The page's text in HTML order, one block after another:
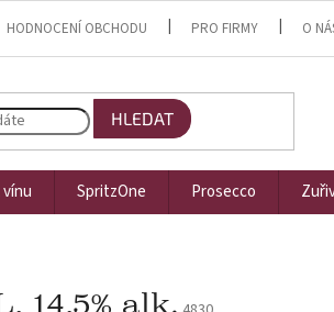
HODNOCENÍ OBCHODU PRO FIRMY O
HLEDAT
SpritzOne Prosecco
14,5% alk.